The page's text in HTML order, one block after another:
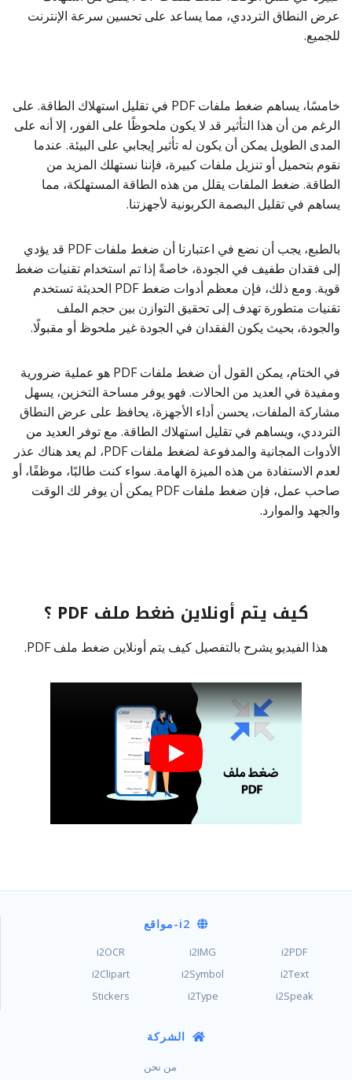
عرض النطاق الترددي، مما يساعد على تحسين سرعة الإنترنت
للجميع.
خامسًا، يساهم ضغط ملفات PDF في تقليل استهلاك الطاقة. على
الرغم من أن هذا التأثير قد لا يكون ملحوظًا على الفور، إلا أنه على
المدى الطويل يمكن أن يكون له تأثير إيجابي على البيئة. عندما
نقوم بتحميل أو تنزيل ملفات كبيرة، فإننا نستهلك المزيد من
الطاقة. ضغط الملفات يقلل من هذه الطاقة المستهلكة، مما
يساهم في تقليل البصمة الكربونية لأجهزتنا.
بالطبع، يجب أن نضع في اعتبارنا أن ضغط ملفات PDF قد يؤدي
إلى فقدان طفيف في الجودة، خاصةً إذا تم استخدام تقنيات ضغط
قوية. ومع ذلك، فإن معظم أدوات ضغط PDF الحديثة تستخدم
تقنيات متطورة تهدف إلى تحقيق التوازن بين حجم الملف
والجودة، بحيث يكون الفقدان في الجودة غير ملحوظ أو مقبولًا.
في الختام، يمكن القول أن ضغط ملفات PDF هو عملية ضرورية
ومفيدة في العديد من الحالات. فهو يوفر مساحة التخزين، يسهل
مشاركة الملفات، يحسن أداء الأجهزة، يحافظ على عرض النطاق
الترددي، ويساهم في تقليل استهلاك الطاقة. مع توفر العديد من
الأدوات المجانية والمدفوعة لضغط ملفات PDF، لم يعد هناك عذر
لعدم الاستفادة من هذه الميزة الهامة. سواء كنت طالبًا، موظفًا، أو
صاحب عمل، فإن ضغط ملفات PDF يمكن أن يوفر لك الوقت
والجهد والموارد.
كيف يتم أونلاين ضغط ملف PDF ؟
هذا الفيديو يشرح بالتفصيل كيف يتم أونلاين ضغط ملف PDF.
i2-مواقع
i2PDF
i2IMG
i2OCR
i2Text
i2Symbol
i2Clipart
i2Speak
i2Type
Stickers
الشركة
من نحن